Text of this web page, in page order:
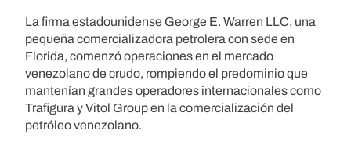
La firma estadounidense George E. Warren LLC, una
pequeña comercializadora petrolera con sede en
Florida, comenzó operaciones en el mercado
venezolano de crudo, rompiendo el predominio que
mantenían grandes operadores internacionales como
Trafigura y Vitol Group en la comercialización del
petróleo venezolano.